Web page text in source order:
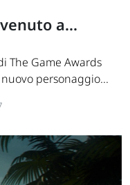
a...
The Game Awards
personaggio...